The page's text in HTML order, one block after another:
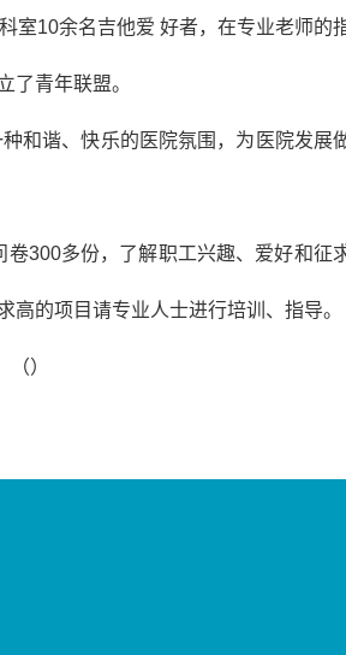
10余名吉他爱 好者，在专业老师的
了青年联盟。
和谐、快乐的医院氛围，为医院发展
300多份，了解职工兴趣、爱好和征
的项目请专业人士进行培训、指导。
）